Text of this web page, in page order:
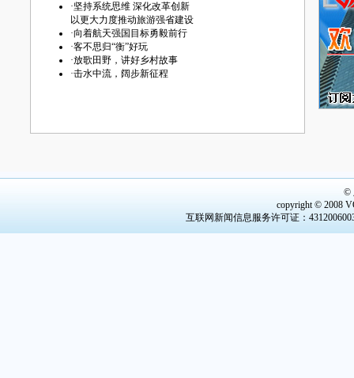
·坚持系统思维 深化改革创新
以更大力度推动旅游强省建设
·向着航天强国目标勇毅前行
·客不思归“衡”好玩
·放歌田野，讲好乡村故事
·击水中流，阔步新征程
©
copyright © 2008
互联网新闻信息服务许可证：